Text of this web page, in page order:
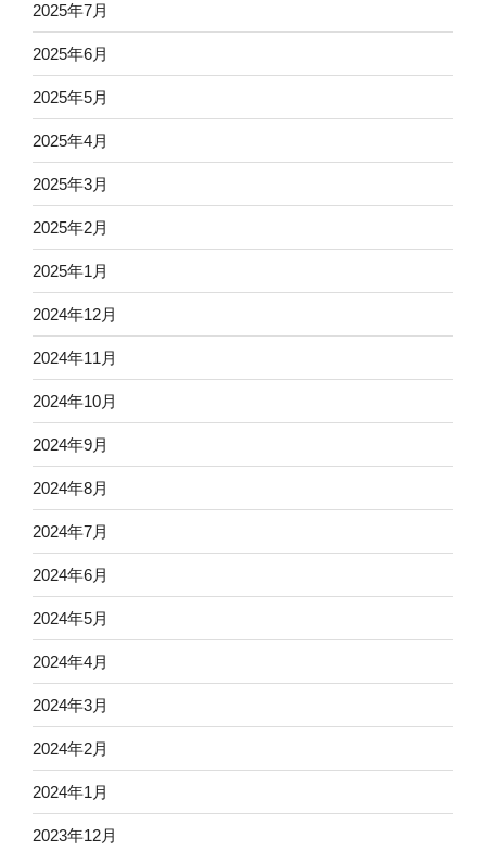
2025年7月
2025年6月
2025年5月
2025年4月
2025年3月
2025年2月
2025年1月
2024年12月
2024年11月
2024年10月
2024年9月
2024年8月
2024年7月
2024年6月
2024年5月
2024年4月
2024年3月
2024年2月
2024年1月
2023年12月